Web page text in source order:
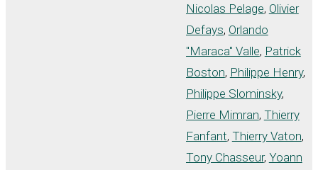
Nicolas Pelage, Olivier
Defays, Orlando
"Maraca" Valle, Patrick
Boston, Philippe Henry,
Philippe Slominsky,
Pierre Mimran, Thierry
Fanfant, Thierry Vaton,
Tony Chasseur, Yoann